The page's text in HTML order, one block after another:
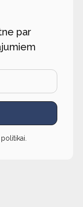
par
politikai